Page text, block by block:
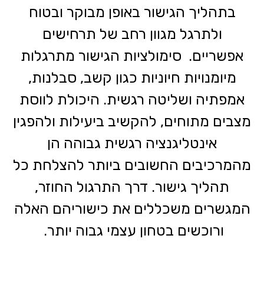
בתהליך הגישור באופן מבוקר ובטוח
ולתרגל מגוון רחב של תרחישים
אפשריים. סימולציות הגישור מתרגלות
מיומנויות חיוניות כגון קשב, סבלנות,
אמפתיה ושליטה רגשית. היכולת לווסת
מצבים מתוחים, להקשיב ביעילות ולהפגין
אינטליגנציה רגשית גבוהה הן
מהמרכיבים החשובים ביותר להצלחת כל
תהליך גישור. דרך התרגול החוזר,
המגשרים משכללים את כישוריהם האלה
ורוכשים בטחון עצמי גבוה יותר.